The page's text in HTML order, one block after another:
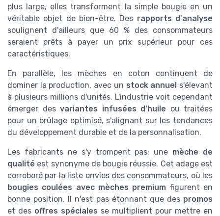
plus large, elles transforment la simple bougie en un
véritable objet de bien-être. Des rapports d'analyse
soulignent d'ailleurs que 60 % des consommateurs
seraient prêts à payer un prix supérieur pour ces
caractéristiques.
En parallèle, les mèches en coton continuent de
dominer la production, avec un stock annuel s'élevant
à plusieurs millions d'unités. L'industrie voit cependant
émerger des variantes infusées d'huile ou traitées
pour un brûlage optimisé, s'alignant sur les tendances
du développement durable et de la personnalisation.
Les fabricants ne s'y trompent pas; une mèche de
qualité est synonyme de bougie réussie. Cet adage est
corroboré par la liste envies des consommateurs, où les
bougies coulées avec mèches premium figurent en
bonne position. Il n'est pas étonnant que des promos
et des offres spéciales se multiplient pour mettre en